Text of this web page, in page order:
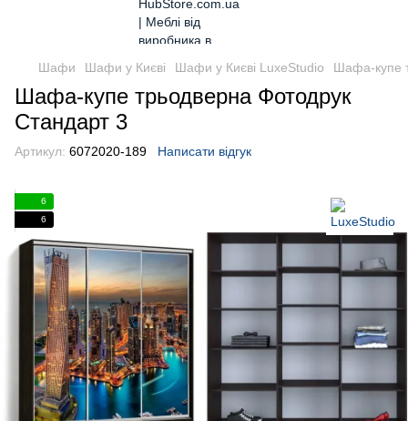
Шафи Шафи у Києві Шафи у Києві LuxeStudio Шафа-купе
Шафа-купе трьодверна Фотодрук
Стандарт 3
Артикул: 6072020-189 Написати відгук
6
6